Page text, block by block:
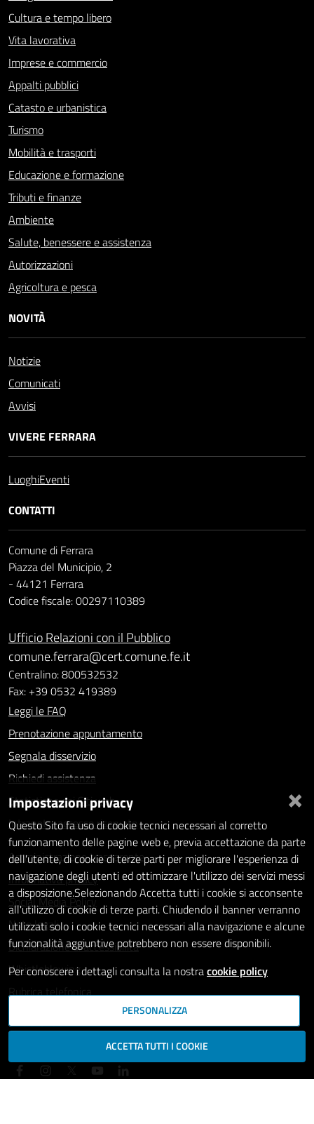
Cultura e tempo libero
Vita lavorativa
Imprese e commercio
Appalti pubblici
Catasto e urbanistica
Turismo
Mobilità e trasporti
Educazione e formazione
Tributi e finanze
Ambiente
Salute, benessere e assistenza
Autorizzazioni
Agricoltura e pesca
NOVITÀ
Notizie
Comunicati
Avvisi
VIVERE FERRARA
LuoghiEventi
CONTATTI
Comune di Ferrara
Piazza del Municipio, 2
- 44121 Ferrara
Codice fiscale: 00297110389
Ufficio Relazioni con il Pubblico
comune.ferrara@cert.comune.fe.it
Centralino: 800532532
Fax: +39 0532 419389
Leggi le FAQ
Prenotazione appuntamento
Segnala disservizio
Richiedi assistenza
Statistiche dei Siti web
Intranet - accesso riservato
Amministrazione trasparente
Informativa privacy
Social Media Policy
Note legali
Dichiarazione di accessibilità
Whistleblowing
Rubrica telefonica
SEGUICI SU
×
Impostazioni privacy
Questo Sito fa uso di cookie tecnici necessari al corretto
funzionamento delle pagine web e, previa accettazione da parte
dell'utente, di cookie di terze parti per migliorare l'esperienza di
navigazione degli utenti ed ottimizzare l'utilizzo dei servizi messi
a disposizione.Selezionando Accetta tutti i cookie si acconsente
all'utilizzo di cookie di terze parti. Chiudendo il banner verranno
utilizzati solo i cookie tecnici necessari alla navigazione e alcune
funzionalità aggiuntive potrebbero non essere disponibili.
Per conoscere i dettagli consulta la nostracookie policy
PERSONALIZZA
ACCETTA TUTTI I COOKIE